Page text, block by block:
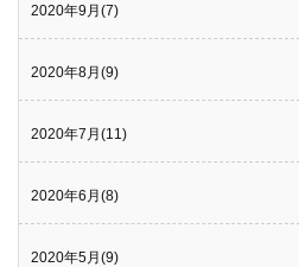
2020年9月(7)
2020年8月(9)
2020年7月(11)
2020年6月(8)
2020年5月(9)